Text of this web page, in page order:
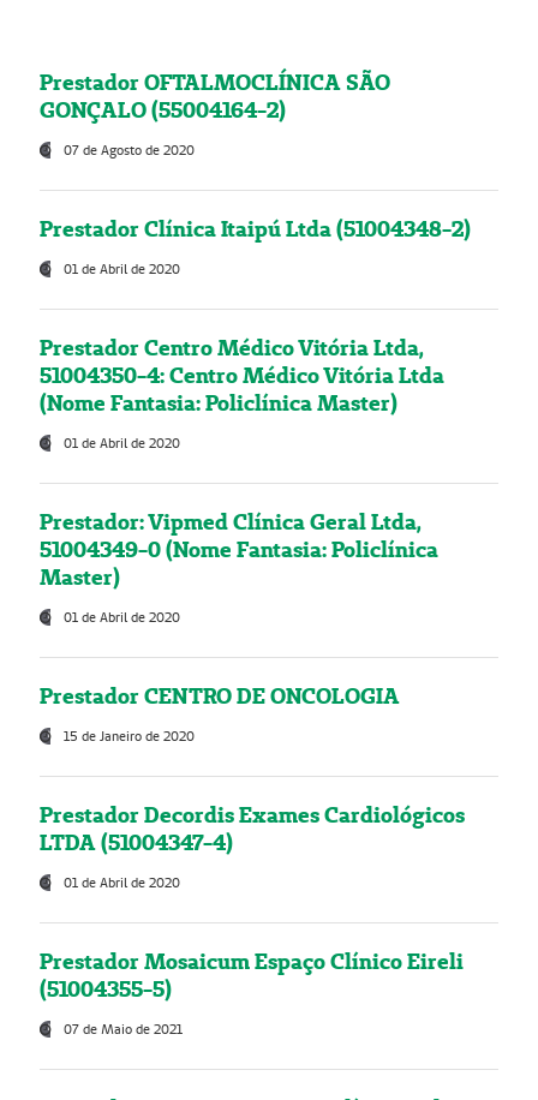
Prestador OFTALMOCLÍNICA SÃO
GONÇALO (55004164-2)
07 de Agosto de 2020
Prestador Clínica Itaipú Ltda (51004348-2)
01 de Abril de 2020
Prestador Centro Médico Vitória Ltda,
51004350-4: Centro Médico Vitória Ltda
(Nome Fantasia: Policlínica Master)
01 de Abril de 2020
Prestador: Vipmed Clínica Geral Ltda,
51004349-0 (Nome Fantasia: Policlínica
Master)
01 de Abril de 2020
Prestador CENTRO DE ONCOLOGIA
15 de Janeiro de 2020
Prestador Decordis Exames Cardiológicos
LTDA (51004347-4)
01 de Abril de 2020
Prestador Mosaicum Espaço Clínico Eireli
(51004355-5)
07 de Maio de 2021